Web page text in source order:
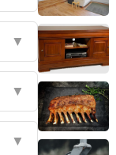
▼
▼
▼